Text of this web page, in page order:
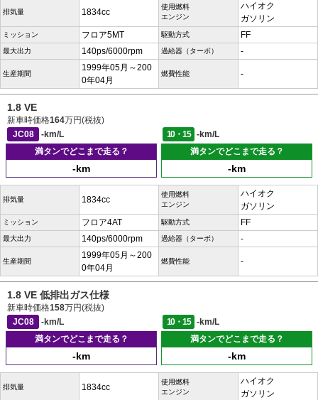
排気量 1834cc
使用燃料
エンジン
ハイオク
ガソリン
ミッション フロア5MT 駆動方式 FF
最大出力 140ps/6000rpm 過給器（ターボ） -
生産期間
1999年05月～200
0年04月
燃費性能 -
1.8 VE
新車時価格164万円(税抜)
JC08
-km/L 10・15
-km/L
満タンでどこまで走る？
-km
満タンでどこまで走る？
-km
排気量 1834cc
使用燃料
エンジン
ハイオク
ガソリン
ミッション フロア4AT 駆動方式 FF
最大出力 140ps/6000rpm 過給器（ターボ） -
生産期間
1999年05月～200
0年04月
燃費性能 -
1.8 VE 低排出ガス仕様
新車時価格158万円(税抜)
JC08
-km/L 10・15
-km/L
満タンでどこまで走る？
-km
満タンでどこまで走る？
-km
排気量 1834cc
使用燃料
エンジン
ハイオク
ガソリン